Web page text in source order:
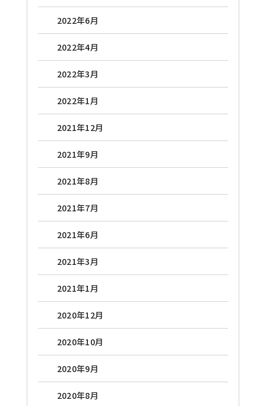
2022年6月
2022年4月
2022年3月
2022年1月
2021年12月
2021年9月
2021年8月
2021年7月
2021年6月
2021年3月
2021年1月
2020年12月
2020年10月
2020年9月
2020年8月